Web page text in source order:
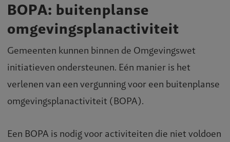
BOPA: buitenplanse
omgevingsplanactiviteit
Gemeenten kunnen binnen de Omgevingswet
initiatieven ondersteunen. Eén manier is het
verlenen van een vergunning voor een buitenplanse
omgevingsplanactiviteit (BOPA).
Een BOPA is nodig voor activiteiten die niet voldoen